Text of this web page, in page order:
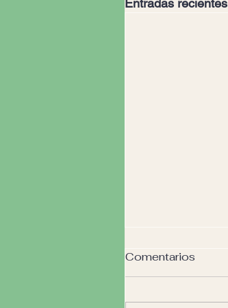
Entradas recientes
Comentarios